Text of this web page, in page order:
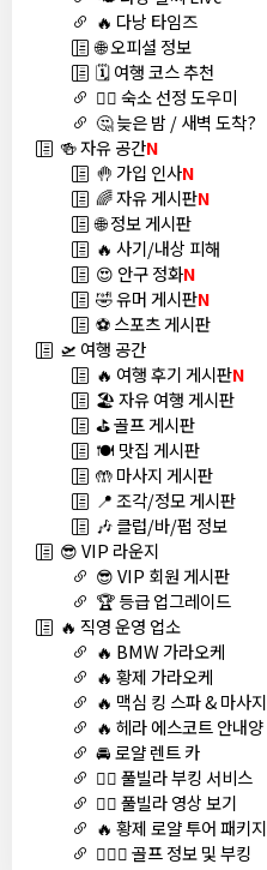
🔥 다낭 타임즈
🌐 오피셜 정보
🗓️ 여행 코스 추천
🏊‍♀️ 숙소 선정 도우미
🤔 늦은 밤 / 새벽 도착?
🍻 자유 공간N
🤚 가입 인사N
🌈 자유 게시판N
🌐 정보 게시판
🔥 사기/내상 피해
😍 안구 정화N
🤣 유머 게시판N
⚽ 스포츠 게시판
🛫 여행 공간
🔥 여행 후기 게시판N
🏖️ 자유 여행 게시판
⛳ 골프 게시판
🍽️ 맛집 게시판
🤲 마사지 게시판
📍 조각/정모 게시판
🎶 클럽/바/펍 정보
😎 VIP 라운지
😎 VIP 회원 게시판
🏆 등급 업그레이드
🔥 직영 운영 업소
🔥 BMW 가라오케
🔥 황제 가라오케
🔥 맥심 킹 스파 & 마사지
🔥 헤라 에스코트 안내양
🚘 로얄 렌트 카
🏊‍♀️ 풀빌라 부킹 서비스
🏊‍♀️ 풀빌라 영상 보기
🔥 황제 로얄 투어 패키지
🏌🏻‍♂️ 골프 정보 및 부킹